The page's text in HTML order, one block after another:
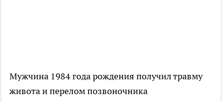
Мужчина 1984 года рождения получил травму
живота и перелом позвоночника